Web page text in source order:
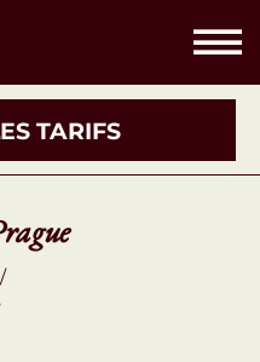
TARIFS
/